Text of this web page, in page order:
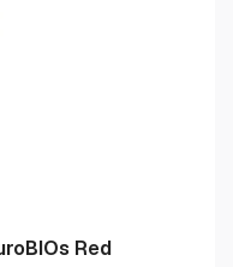
Red